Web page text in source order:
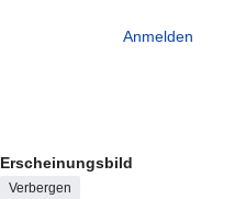
Anmelden
Erscheinungsbild
Verbergen